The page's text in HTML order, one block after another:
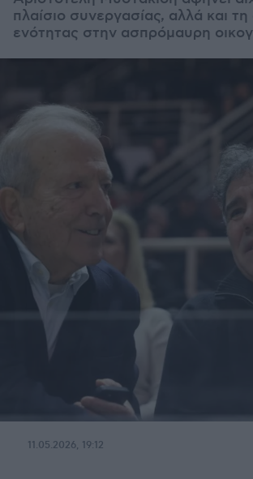
πλαίσιο συνεργασίας, αλλά και
ενότητας στην ασπρόμαυρη
11.05.2026, 19:12